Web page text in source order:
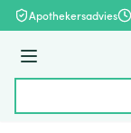
Ga naar de inhoud
Apothekersadvies
Menu